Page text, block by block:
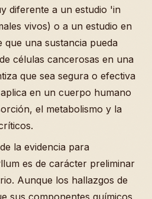
diferente a un estudio 'in
vivos) o a un estudio en
que una sustancia pueda
células cancerosas en una
que sea segura o efectiva
en un cuerpo humano
el metabolismo y la
la evidencia para
es de carácter preliminar
Aunque los hallazgos de